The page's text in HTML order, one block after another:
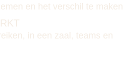
en het verschil te maken
in een zaal, teams en